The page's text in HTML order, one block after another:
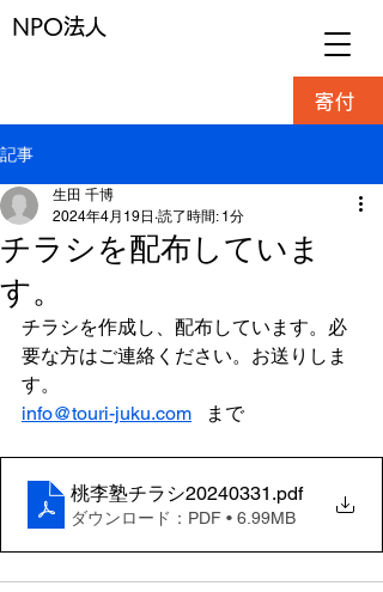
NPO法人
寄付
記事
チラシを配布していま
す。
生田 千博
2024年4月19日 読了時間: 1分
チラシを作成し、配布しています。必
要な方はご連絡ください。お送りしま
す。
info@touri-juku.com
   まで
桃李塾チラシ20240331 .pdf
ダウンロード：PDF • 6.99MB